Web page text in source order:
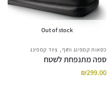
Out of stock
כסאות קמפינג וחוף, ציוד קמפינג
ספה מתנפחת לשטח
₪299.00